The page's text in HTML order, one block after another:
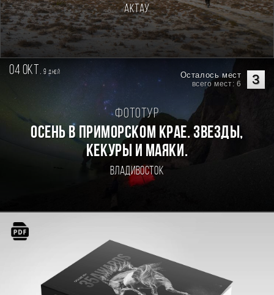
Актау
04 окт. 9дней 3
Осталось мест
всего мест: 6
Фототур
Осень в Приморском Крае. Звезды,
кекуры и маяки.
Владивосток